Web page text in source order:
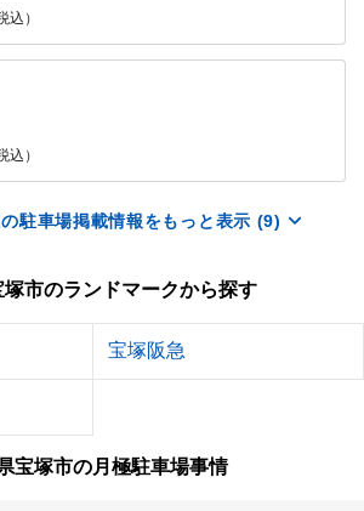
込）
込）
駐車場掲載情報をもっと表示 (9)
塚市のランドマークから探す
宝塚阪急
宝塚市の月極駐車場事情